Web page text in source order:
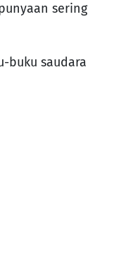
sering
buku saudara